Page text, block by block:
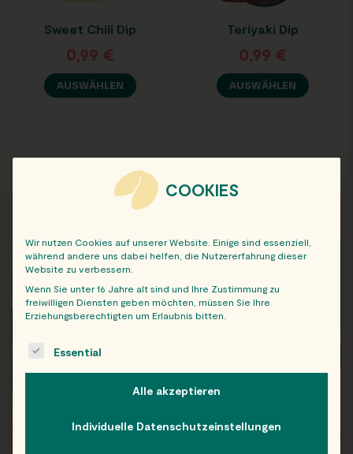
Sweet Chili Dip
0,99 €
AUSWÄHLEN
Teriyaki Dip
0,99 €
AUSWÄHLEN
COOKIES
Wir nutzen Cookies auf unserer Website. Einige sind essenziell,
während andere uns dabei helfen, die Nutzererfahrung dieser
Website zu verbessern.
Wenn Sie unter 16 Jahre alt sind und Ihre Zustimmung zu
freiwilligen Diensten geben möchten, müssen Sie Ihre
Erziehungsberechtigten um Erlaubnis bitten.
The following is a list of service groups for which consent
Essential
Alle akzeptieren
Individuelle Datenschutzeinstellungen